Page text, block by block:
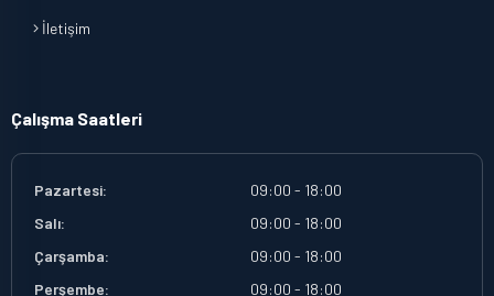
İletişim
Çalışma Saatleri
Pazartesi:
09:00 - 18:00
Salı:
09:00 - 18:00
Çarşamba:
09:00 - 18:00
Perşembe:
09:00 - 18:00